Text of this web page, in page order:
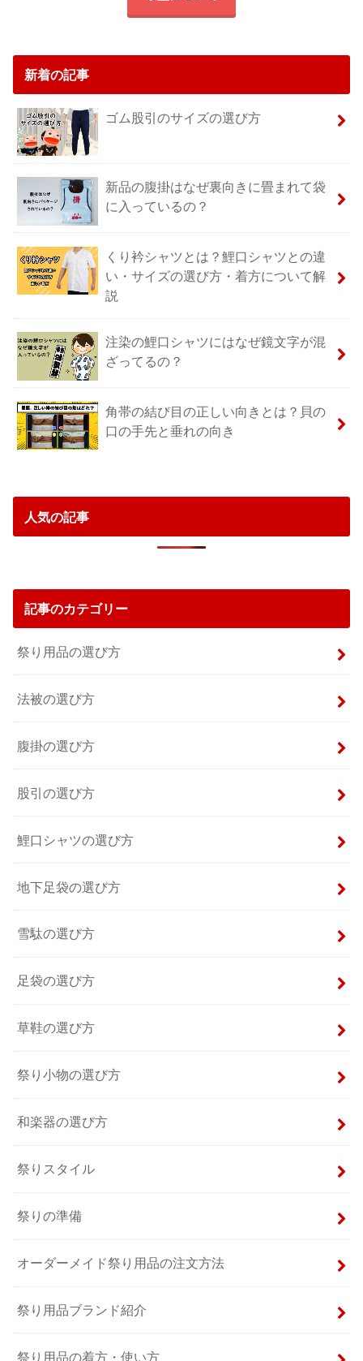
新着の記事
ゴム股引のサイズの選び方
新品の腹掛はなぜ裏向きに畳まれて袋
に入っているの？
くり衿シャツとは？鯉口シャツとの違
い・サイズの選び方・着方について解
説
注染の鯉口シャツにはなぜ鏡文字が混
ざってるの？
角帯の結び目の正しい向きとは？貝の
口の手先と垂れの向き
人気の記事
記事のカテゴリー
祭り用品の選び方
法被の選び方
腹掛の選び方
股引の選び方
鯉口シャツの選び方
地下足袋の選び方
雪駄の選び方
足袋の選び方
草鞋の選び方
祭り小物の選び方
和楽器の選び方
祭りスタイル
祭りの準備
オーダーメイド祭り用品の注文方法
祭り用品ブランド紹介
祭り用品の着方・使い方